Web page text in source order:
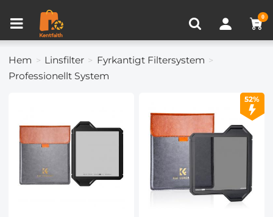
0
Hem Linsfilter
Fyrkantigt Filtersystem
Professionellt System
52%